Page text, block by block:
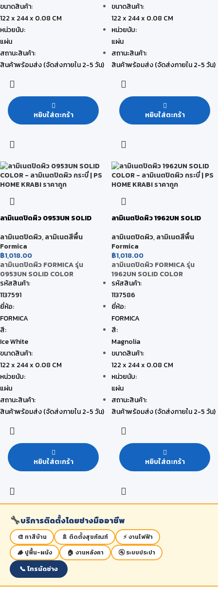
ขนาดสินค้า:
122 x 244 x 0.08 CM
หน่วยนับ:
แผ่น
สถานะสินค้า:
สินค้าพร้อมส่ง (จัดส่งภายใน 2-5 วัน)
หยิบใส่ตะกร้า
ขนาดสินค้า:
122 x 244 x 0.08 CM
หน่วยนับ:
แผ่น
สถานะสินค้า:
สินค้าพร้อมส่ง (จัดส่งภายใน 2-5 วัน)
หยิบใส่ตะกร้า
ลามิเนตปิดผิว 0953UN SOLID
ลามิเนตปิดผิว,ลามิเนตสีพื้น
Formica
฿1,018.00
ลามิเนตปิดผิว FORMICA รุ่น
0953UN SOLID COLOR
รหัสสินค้า:
1137591
ยี่ห้อ:
FORMICA
สี:
Ice White
ขนาดสินค้า:
122 x 244 x 0.08 CM
หน่วยนับ:
แผ่น
สถานะสินค้า:
สินค้าพร้อมส่ง (จัดส่งภายใน 2-5 วัน)
หยิบใส่ตะกร้า
ลามิเนตปิดผิว 1962UN SOLID
ลามิเนตปิดผิว,ลามิเนตสีพื้น
Formica
฿1,018.00
ลามิเนตปิดผิว FORMICA รุ่น
1962UN SOLID COLOR
รหัสสินค้า:
1137586
ยี่ห้อ:
FORMICA
สี:
Magnolia
ขนาดสินค้า:
122 x 244 x 0.08 CM
หน่วยนับ:
แผ่น
สถานะสินค้า:
สินค้าพร้อมส่ง (จัดส่งภายใน 2-5 วัน)
หยิบใส่ตะกร้า
🔧บริการติดตั้งโดยช่างมืออาชีพ
🎨 ทาสีบ้าน 🚿 ติดตั้งสุขภัณฑ์
⚡ งานไฟฟ้า
🪵 ปูพื้น-ผนัง
🏠 งานหลังคา 🚰 ระบบประปา
📞 โทรนัดช่าง